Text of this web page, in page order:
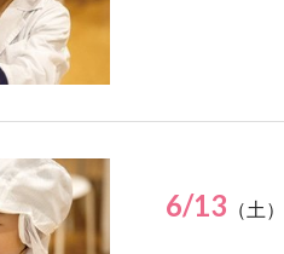
6/13 （土）